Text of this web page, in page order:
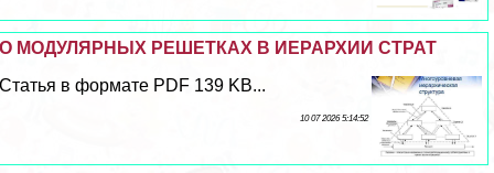
О МОДУЛЯРНЫХ РЕШЕТКАХ В ИЕРАРХИИ СТРАТ
Статья в формате PDF 139 KB...
10 07 2026 5:14:52